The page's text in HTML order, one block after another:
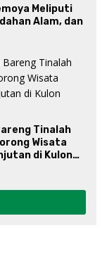
Meliputi
Alam, dan
Tinalah
Wisata
di Kulon